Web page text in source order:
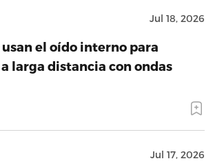
Jul 18, 2026
el oído interno para
larga distancia con ondas
Jul 17, 2026